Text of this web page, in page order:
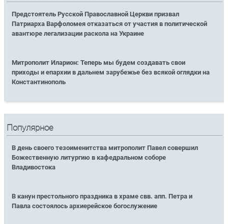
Предстоятель Русской Православной Церкви призвал
Патриарха Варфоломея отказаться от участия в политической
авантюре легализации раскола на Украине
Митрополит Иларион: Теперь мы будем создавать свои
приходы и епархии в дальнем зарубежье без всякой оглядки на
Константинополь
Популярное
В день своего тезоименитства митрополит Павел совершил
Божественную литургию в кафедральном соборе
Владивостока
В канун престольного праздника в храме свв. апп. Петра и
Павла состоялось архиерейское богослужение